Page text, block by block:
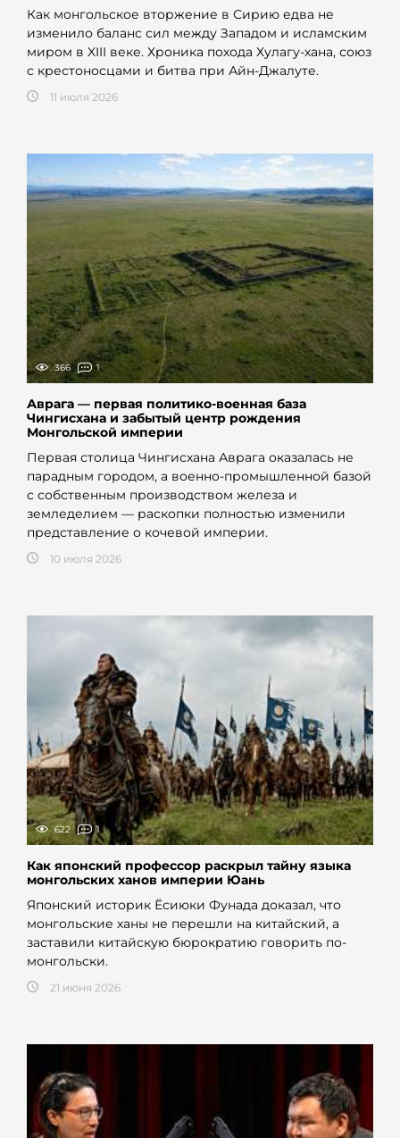
Как монгольское вторжение в Сирию едва не
изменило баланс сил между Западом и исламским
миром в XIII веке. Хроника похода Хулагу-хана, союз
с крестоносцами и битва при Айн-Джалуте.
11 июля 2026
366 1
Аврага — первая политико-военная база
Чингисхана и забытый центр рождения
Монгольской империи
Первая столица Чингисхана Аврага оказалась не
парадным городом, а военно-промышленной базой
с собственным производством железа и
земледелием — раскопки полностью изменили
представление о кочевой империи.
10 июля 2026
622 1
Как японский профессор раскрыл тайну языка
монгольских ханов империи Юань
Японский историк Ёсиюки Фунада доказал, что
монгольские ханы не перешли на китайский, а
заставили китайскую бюрократию говорить по-
монгольски.
21 июня 2026